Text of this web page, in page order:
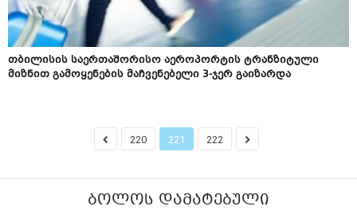
თბილისის საერთაშორისო აეროპორტის ტრანზიტული
მიზნით გამოყენების მაჩვენებელი 3-ჯერ გაიზარდა
220 221 222
ᲑᲝᲚᲝᲡ ᲓᲐᲛᲐᲢᲔᲑᲣᲚᲘ